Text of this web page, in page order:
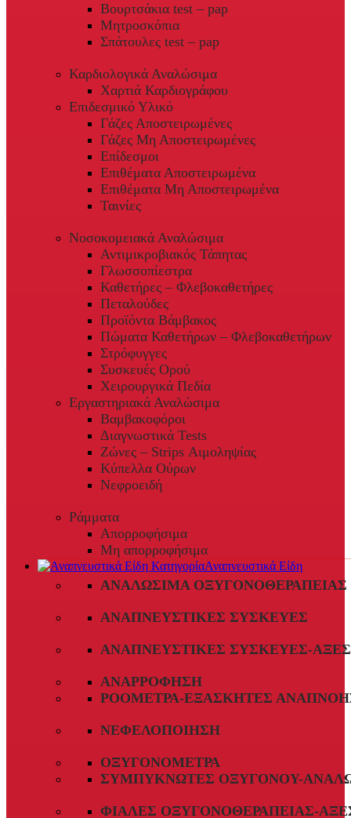
Βουρτσάκια test – pap
Μητροσκόπια
Σπάτουλες test – pap
Καρδιολογικά Αναλώσιμα
Χαρτιά Καρδιογράφου
Επιδεσμικό Υλικό
Γάζες Αποστειρωμένες
Γάζες Μη Αποστειρωμένες
Επίδεσμοι
Επιθέματα Αποστειρωμένα
Επιθέματα Μη Αποστειρωμένα
Ταινίες
Νοσοκομειακά Αναλώσιμα
Αντιμικροβιακός Τάπητας
Γλωσσοπίεστρα
Καθετήρες – Φλεβοκαθετήρες
Πεταλούδες
Προϊόντα Βάμβακος
Πώματα Καθετήρων – Φλεβοκαθετήρων
Στρόφυγγες
Συσκευές Ορού
Χειρουργικά Πεδία
Εργαστηριακά Αναλώσιμα
Βαμβακοφόροι
Διαγνωστικά Tests
Ζώνες – Strips Αιμοληψίας
Κύπελλα Ούρων
Νεφροειδή
Ράμματα
Απορροφήσιμα
Μη απορροφήσιμα
Αναπνευστικά Είδη
ΑΝΑΛΏΣΙΜΑ ΟΞΥΓΟΝΟΘΕΡΑΠΕΊΑΣ
ΑΝΑΠΝΕΥΣΤΙΚΈΣ ΣΥΣΚΕΥΈΣ
ΑΝΑΠΝΕΥΣΤΙΚΈΣ ΣΥΣΚΕΥΈΣ-
ΑΝΑΡΡΌΦΗΣΗ
ΡΟΌΜΕΤΡΑ-ΕΞΑΣΚΗΤΈΣ
ΝΕΦΕΛΟΠΟΊΗΣΗ
ΟΞΥΓΟΝΌΜΕΤΡΑ
ΣΥΜΠΥΚΝΩΤΈΣ ΟΞΥΓΌΝΟΥ-
ΦΙΆΛΕΣ ΟΞΥΓΟΝΟΘΕΡΑΠΕΊΑΣ-